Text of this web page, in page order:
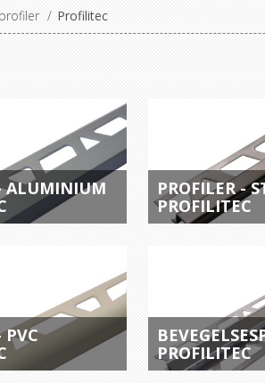
/ Profilitec
ALUMINIUM
PROFILER -
PROFILITEC
PVC
PROFILITEC